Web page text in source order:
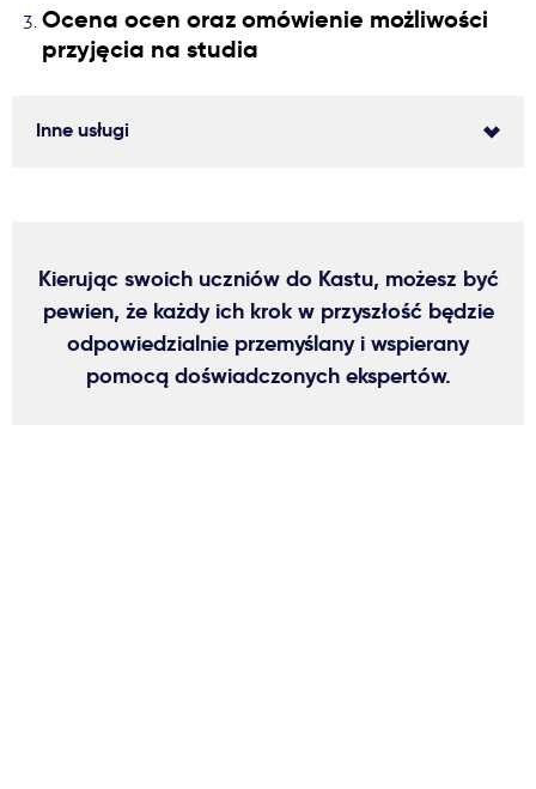
Ocena ocen oraz omówienie możliwości
przyjęcia na studia
Inne usługi
Kierując swoich uczniów do Kastu, możesz być
pewien, że każdy ich krok w przyszłość będzie
odpowiedzialnie przemyślany i wspierany
pomocą doświadczonych ekspertów.